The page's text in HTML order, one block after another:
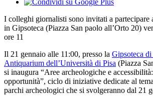
I colleghi giornalisti sono invitati a partecipare
in Gipsoteca (Piazza San paolo all’Orto 20)
ore 11
Il 21 gennaio alle 11:00, presso la Gipsoteca
Antiquarium dell’Università di Pisa (Piazza
si inaugura “Aree archeologiche e
opportunità”, ciclo di iniziative dedicate al
parchi archeologici che si svolgeranno dal 21